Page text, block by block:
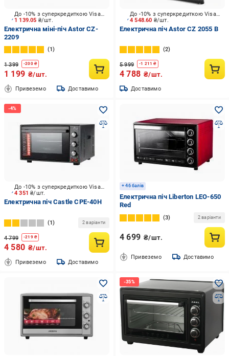
1 139.05 ₴/шт.
До -10% з суперкредиткою Visa Вигода
Електрична міні-піч Astor CZ-
2209
1
1 399 -200₴
1 199 ₴/шт.
Привеземо Доставимо
4 548.60 ₴/шт.
До -10% з суперкредиткою Visa Вигода
Електрична піч Astor CZ 2055 B
2
5 999 -1 211 ₴
4 788 ₴/шт.
Доставимо
4 351₴/шт.
До -10% з суперкредиткою Visa Вигода
Електрична піч Castle CPE-40H
1 2 варіанти
4 799 -219₴
4 580 ₴/шт.
Привеземо Доставимо
+ 46 балів
Електрична піч Liberton LEO-650
Red
3 2 варіанти
4 699 ₴/шт.
Привеземо Доставимо